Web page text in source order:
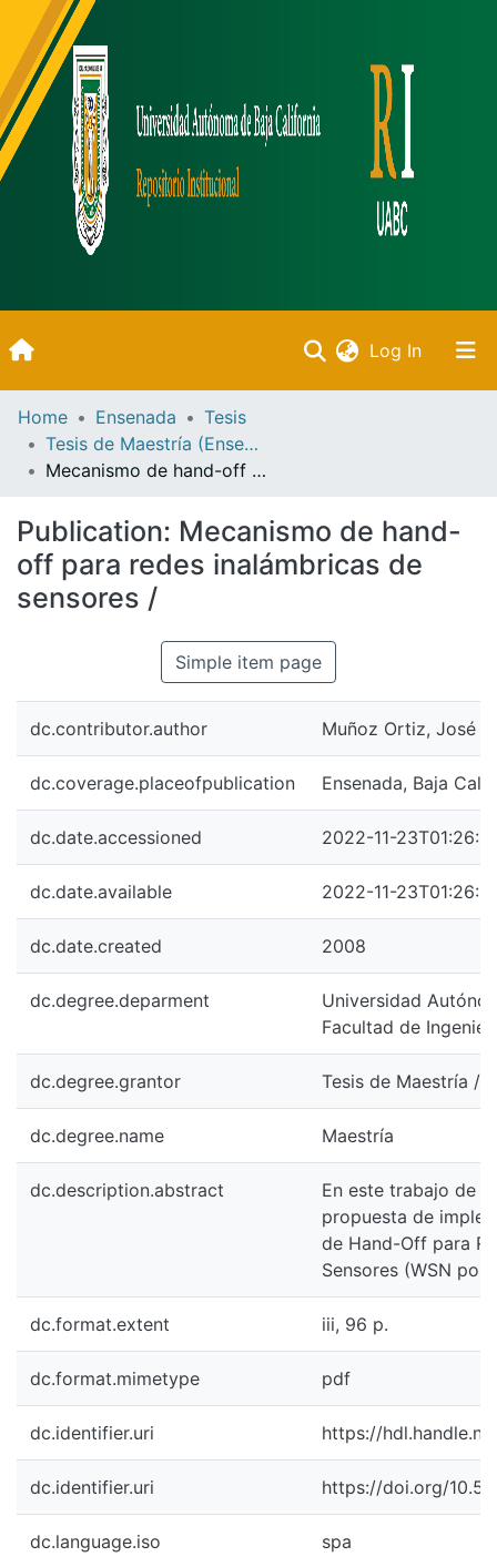
Log In(current)
Inicio
Communities & Collections
Statistics
Home Ensenada
Tesis
Tesis de Maestría (Ensenada)
Mecanismo de hand-off para redes inalámbricas de sensores /
Publication: Mecanismo de hand-
off para redes inalámbricas de
sensores /
Simple item page
dc.contributor.author Muñoz Ortiz, José
dc.coverage.placeofpublication Ensenada, Baja
dc.date.accessioned 2022-11-
dc.date.available 2022-11-
dc.date.created 2008
dc.degree.deparment
Universidad
Facultad de
dc.degree.grantor Tesis de Maestría /
dc.degree.name Maestría
dc.description.abstract
En este trabajo de
propuesta de
de Hand-Off para
Sensores (WSN por
dc.format.extent iii, 96 p.
dc.format.mimetype pdf
dc.identifier.uri https://
dc.identifier.uri https://doi.org/
dc.language.iso spa